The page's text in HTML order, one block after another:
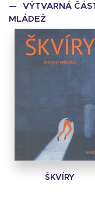
VÝTVARNÁ
MLÁDEŽ
ŠKVÍRY